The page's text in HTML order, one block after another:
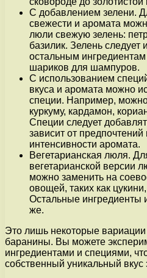
С добавлением зелени.
свежести и аромата
люли свежую зелень:
базилик. Зелень следует
остальным
шариков для шампуров.
С использованием
вкуса и аромата можно
специи. Например,
куркуму, кардамон,
Специи следует
зависит от
интенсивности аромата.
Вегетарианская люля.
вегетарианской версии
можно заменить на
овощей, таких как
Остальные ингредиенты
же.
Это лишь некоторые
баранины. Вы можете
ингредиентами и специями,
собственный уникальный вкус